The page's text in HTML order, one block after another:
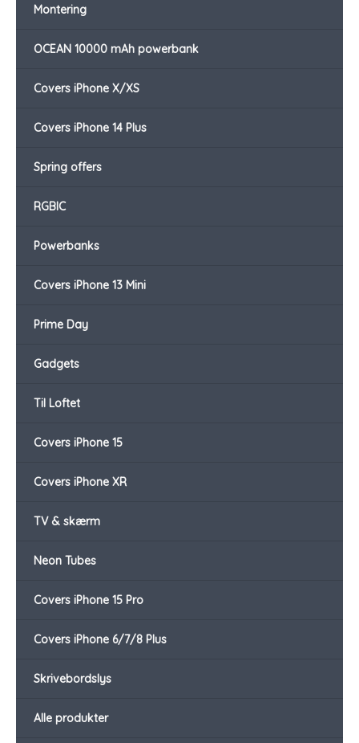
Montering
OCEAN 10000 mAh powerbank
Covers iPhone X/XS
Covers iPhone 14 Plus
Spring offers
RGBIC
Powerbanks
Covers iPhone 13 Mini
Prime Day
Gadgets
Til Loftet
Covers iPhone 15
Covers iPhone XR
TV & skærm
Neon Tubes
Covers iPhone 15 Pro
Covers iPhone 6/7/8 Plus
Skrivebordslys
Alle produkter